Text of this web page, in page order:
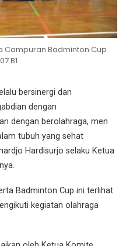
Campuran Badminton Cup
B1.
bersinergi dan
dengan
dengan berolahraga, men
tubuh yang sehat
Hardisurjo selaku Ketua
Badminton Cup ini terlihat
kegiatan olahraga